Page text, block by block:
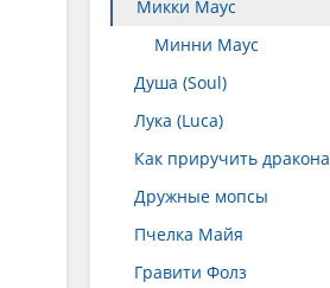
Микки Маус
Минни Маус
Душа (Soul)
Лука (Luca)
Как приручить дракона
Дружные мопсы
Пчелка Майя
Гравити Фолз